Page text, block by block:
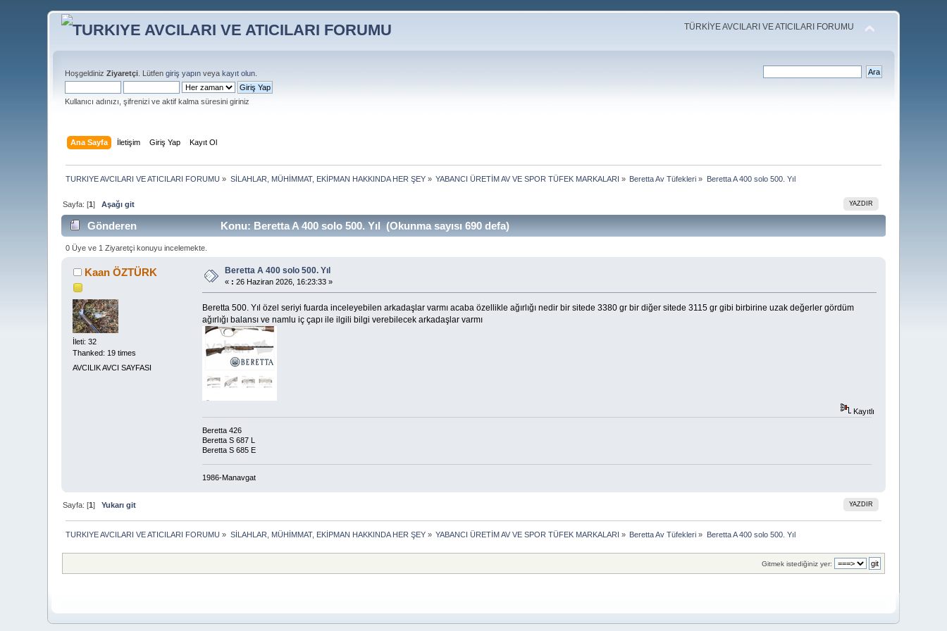
TÜRKİYE AVCILARI VE ATICILARI FORUMU
HoşgeldinizZiyaretçi . Lütfengiriş yapın veyakayıt olun
Kullanıcı adınızı, şifrenizi ve aktif kalma süresini giriniz
Ana Sayfa İletişim Giriş Yap Kayıt Ol
TURKIYE AVCILARI VE ATICILARI FORUMU » SİLAHLAR, MÜHİMMAT, EKİPMAN HAKKINDA HER ŞEY» YABANCI ÜRETİM AV VE SPOR TÜFEK MARKALARI » Beretta Av Tüfekleri » Beretta A 400 solo 500. Yıl
YAZDIR
Sayfa: [1]Aşağı git
Gönderen Konu: Beretta A 400 solo 500. Yıl (Okunma sayısı 690 defa)
0 Üye ve 1 Ziyaretçi konuyu incelemekte.
Kaan ÖZTÜRK
İleti: 32
Thanked: 19 times
AVCILIK AVCI SAYFASI
Beretta A 400 solo 500. Yıl
« : 26 Haziran 2026, 16:23:33 »
Beretta 500. Yıl özel seriyi fuarda inceleyebilen arkadaşlar varmı acaba özellikle ağırlığı nedir bir sitede 3380 gr bir diğer sitede 3115 gr gibi birbirine uzak değerler gördüm
ağırlığı balansı ve namlu iç çapı ile ilgili bilgi verebilecek arkadaşlar varmı
Kayıtlı
Beretta 426
Beretta S 687 L
Beretta S 685 E
1986-Manavgat
YAZDIR
Sayfa: [1]Yukarı git
TURKIYE AVCILARI VE ATICILARI FORUMU » SİLAHLAR, MÜHİMMAT, EKİPMAN HAKKINDA HER ŞEY» YABANCI ÜRETİM AV VE SPOR TÜFEK MARKALARI » Beretta Av Tüfekleri » Beretta A 400 solo 500. Yıl
Gitmek istediğiniz yer: